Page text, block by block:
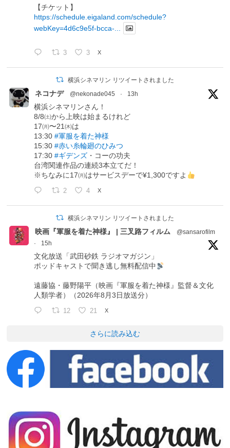
【チケット】
https://schedule.eigaland.com/schedule?
webKey=4d6c9e5f-bcca-...
3 3 X
横浜シネマリン リツイートされました
ネコナデ @nekonade045 · 13h
横浜シネマリンさん！
8/8㈯から上映は始まるけれど
17㈪〜21㈭は
13:30#軍服を着た神様
15:30#赤い糸輪廻のひみつ
17:30#ギデンズ ・コーの功夫
台湾関連作品の連続3本立てだ！
※ちなみに17㈪はサービスデーで¥1,300ですよ
2 4 X
横浜シネマリン リツイートされました
映画『軍服を着た神様』 | 三叉路フィルム
@sansarofilm
·
15h
文化放送「武田砂鉄 ラジオマガジン」
ポッドキャストで聞き逃し無料配信中
遠藤協・藤野陽平（映画『軍服を着た神様』監督＆文化
人類学者）（2026年8月3日放送分）
12 21 X
さらに読み込む